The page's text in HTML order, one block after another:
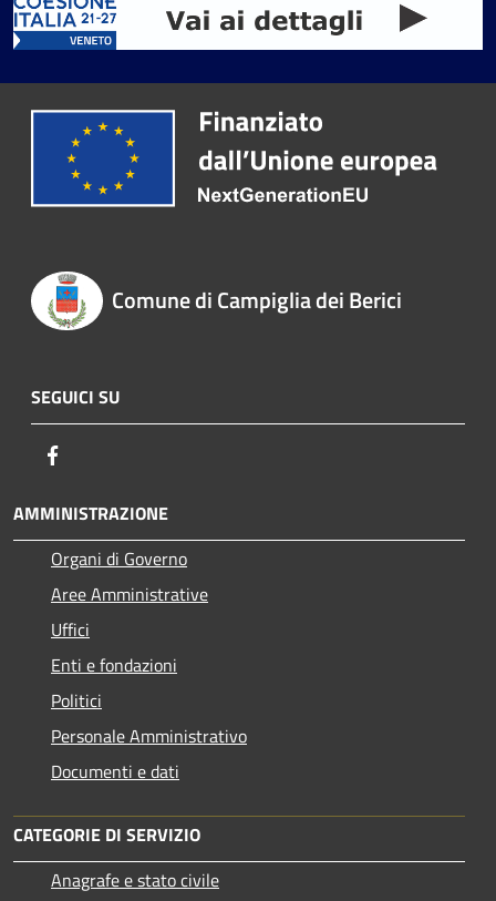
Comune di Campiglia dei Berici
SEGUICI SU
AMMINISTRAZIONE
Organi di Governo
Aree Amministrative
Uffici
Enti e fondazioni
Politici
Personale Amministrativo
Documenti e dati
CATEGORIE DI SERVIZIO
Anagrafe e stato civile